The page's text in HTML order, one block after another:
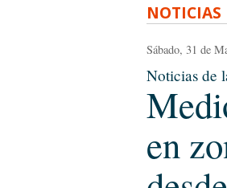
NOTICIAS
Sábado, 31 de
Noticias de
en